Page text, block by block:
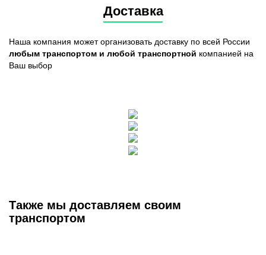
Доставка
Наша компания может организовать доставку по всей России
любым транспортом и любой транспортной компанией на
Ваш выбор
Также мы доставляем своим
транспортом